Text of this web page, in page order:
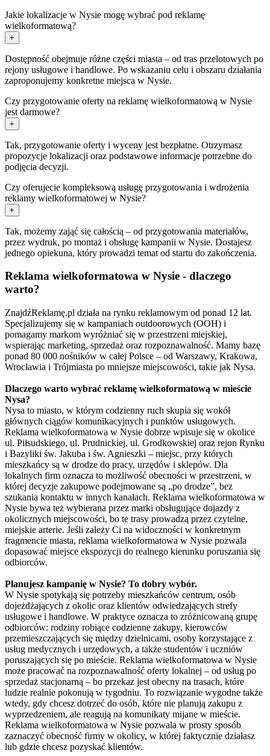
Jakie lokalizacje w Nysie mogę wybrać pod reklamę
wielkoformatową?
+
Dostępność obejmuje różne części miasta – od tras przelotowych po
rejony usługowe i handlowe. Po wskazaniu celu i obszaru działania
zaproponujemy konkretne miejsca w Nysie.
Czy przygotowanie oferty na reklamę wielkoformatową w Nysie
jest darmowe?
+
Tak, przygotowanie oferty i wyceny jest bezpłatne. Otrzymasz
propozycje lokalizacji oraz podstawowe informacje potrzebne do
podjęcia decyzji.
Czy oferujecie kompleksową usługę przygotowania i wdrożenia
reklamy wielkoformatowej w Nysie?
+
Tak, możemy zająć się całością – od przygotowania materiałów,
przez wydruk, po montaż i obsługę kampanii w Nysie. Dostajesz
jednego opiekuna, który prowadzi temat od startu do zakończenia.
Reklama wielkoformatowa w Nysie - dlaczego
warto?
ZnajdźReklamę.pl działa na rynku reklamowym od ponad 12 lat.
Specjalizujemy się w kampaniach outdoorowych (OOH) i
pomagamy markom wyróżniać się w przestrzeni miejskiej,
wspierając marketing, sprzedaż oraz rozpoznawalność. Mamy bazę
ponad 80 000 nośników w całej Polsce – od Warszawy, Krakowa,
Wrocławia i Trójmiasta po mniejsze miejscowości, takie jak Nysa.
Dlaczego warto wybrać reklamę wielkoformatową w mieście
Nysa?
Nysa to miasto, w którym codzienny ruch skupia się wokół
głównych ciągów komunikacyjnych i punktów usługowych.
Reklama wielkoformatowa w Nysie dobrze wpisuje się w okolice
ul. Piłsudskiego, ul. Prudnickiej, ul. Grodkowskiej oraz rejon Rynku
i Bazyliki św. Jakuba i św. Agnieszki – miejsc, przy których
mieszkańcy są w drodze do pracy, urzędów i sklepów. Dla
lokalnych firm oznacza to możliwość obecności w przestrzeni, w
której decyzje zakupowe podejmowane są „po drodze”, bez
szukania kontaktu w innych kanałach. Reklama wielkoformatowa w
Nysie bywa też wybierana przez marki obsługujące dojazdy z
okolicznych miejscowości, bo te trasy prowadzą przez czytelne,
miejskie arterie. Jeśli zależy Ci na widoczności w konkretnym
fragmencie miasta, reklama wielkoformatowa w Nysie pozwala
dopasować miejsce ekspozycji do realnego kierunku poruszania się
odbiorców.
Planujesz kampanię w Nysie? To dobry wybór.
W Nysie spotykają się potrzeby mieszkańców centrum, osób
dojeżdżających z okolic oraz klientów odwiedzających strefy
usługowe i handlowe. W praktyce oznacza to zróżnicowaną grupę
odbiorców: rodziny robiące codzienne zakupy, kierowców
przemieszczających się między dzielnicami, osoby korzystające z
usług medycznych i urzędowych, a także studentów i uczniów
poruszających się po mieście. Reklama wielkoformatowa w Nysie
może pracować na rozpoznawalność oferty lokalnej – od usług po
sprzedaż stacjonarną – bo przekaz jest obecny na trasach, które
ludzie realnie pokonują w tygodniu. To rozwiązanie wygodne także
wtedy, gdy chcesz dotrzeć do osób, które nie planują zakupu z
wyprzedzeniem, ale reagują na komunikaty mijane w mieście.
Reklama wielkoformatowa w Nysie pozwala w prosty sposób
zaznaczyć obecność firmy w okolicy, w której faktycznie działasz
lub gdzie chcesz pozyskać klientów.